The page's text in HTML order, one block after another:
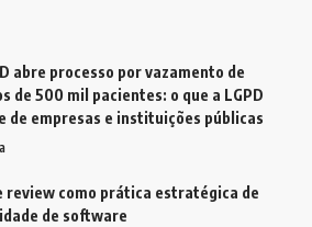
abre processo por vazamento de
de 500 mil pacientes: o que a LGPD
de empresas e instituições públicas
review como prática estratégica de
de software